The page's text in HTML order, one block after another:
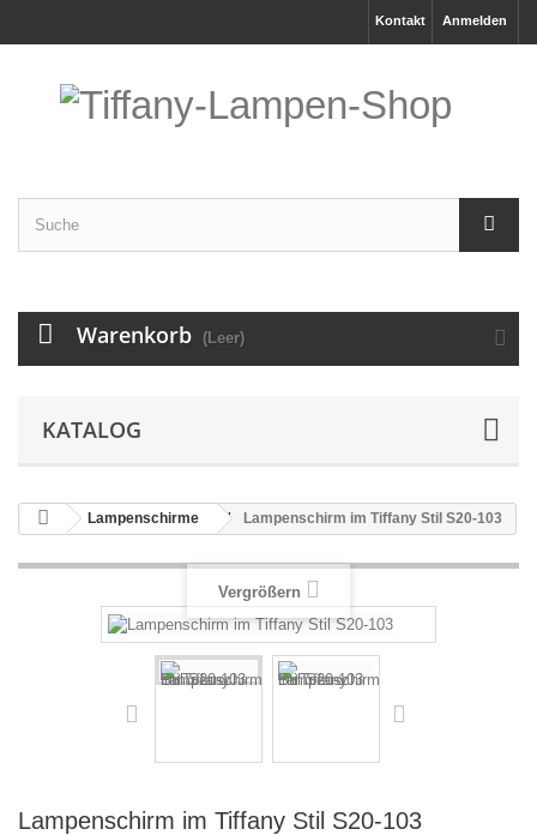
Anmelden
Kontakt
Warenkorb (Leer)
KATALOG
Lampenschirme Lampenschirm im Tiffany Stil S20-103
Vergrößern
Lampenschirm im Tiffany Stil S20-103